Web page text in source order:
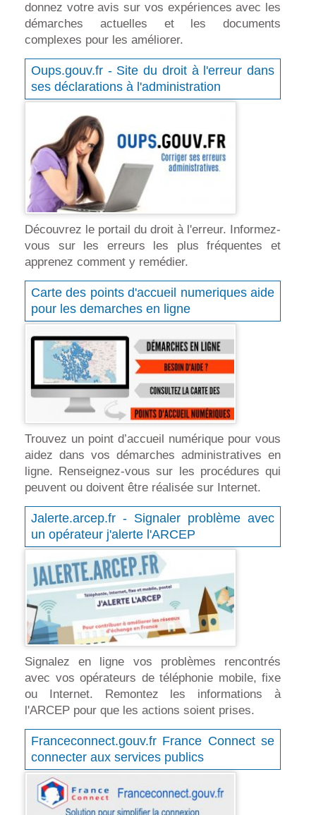
donnez votre avis sur vos expériences avec les
démarches actuelles et les documents
complexes pour les améliorer.
Oups.gouv.fr - Site du droit à l'erreur dans
ses déclarations à l'administration
Découvrez le portail du droit à l'erreur. Informez-
vous sur les erreurs les plus fréquentes et
apprenez comment y remédier.
Carte des points d'accueil numeriques aide
pour les demarches en ligne
Trouvez un point d’accueil numérique pour vous
aidez dans vos démarches administratives en
ligne. Renseignez-vous sur les procédures qui
peuvent ou doivent être réalisée sur Internet.
Jalerte.arcep.fr - Signaler problème avec
un opérateur j'alerte l'ARCEP
Signalez en ligne vos problèmes rencontrés
avec vos opérateurs de téléphonie mobile, fixe
ou Internet. Remontez les informations à
l'ARCEP pour que les actions soient prises.
Franceconnect.gouv.fr France Connect se
connecter aux services publics